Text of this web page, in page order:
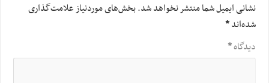
نشانی ایمیل شما منتشر نخواهد شد.بخش‌های موردنیاز علامت‌گذاری
شده‌اند*
دیدگاه*